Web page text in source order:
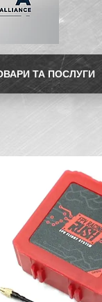
ТА ПОСЛУГИ